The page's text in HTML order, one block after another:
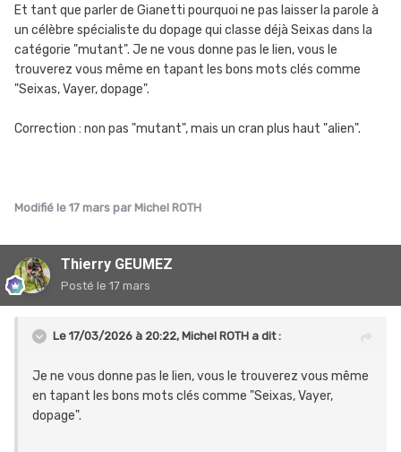
Et tant que parler de Gianetti pourquoi ne pas laisser la parole à
un célèbre spécialiste du dopage qui classe déjà Seixas dans la
catégorie "mutant". Je ne vous donne pas le lien, vous le
trouverez vous même en tapant les bons mots clés comme
"Seixas, Vayer, dopage".
Correction : non pas "mutant", mais un cran plus haut "alien".
Modifié le 17 mars par Michel ROTH
Thierry GEUMEZ
Posté le 17 mars
Le 17/03/2026 à 20:22, Michel ROTH a dit :
Je ne vous donne pas le lien, vous le trouverez vous même
en tapant les bons mots clés comme "Seixas, Vayer,
dopage".